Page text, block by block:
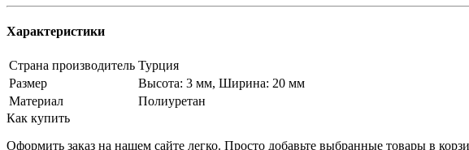
Характеристики
Страна производитель Турция
Размер
Высота: 3 мм, Ширина: 20 мм
Материал
Полиуретан
Как купить
Оформить заказ на нашем сайте легко. Просто добавьте выбранные товары в